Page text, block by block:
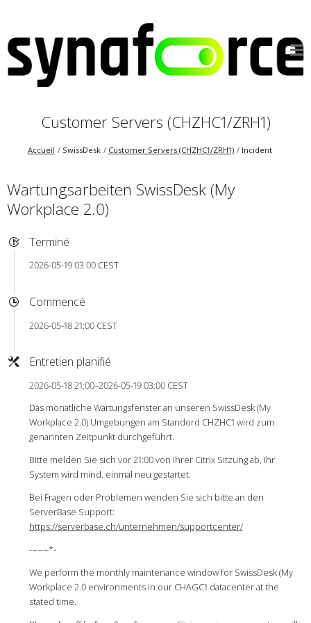
Customer Servers (CHZHC1/ZRH1)
Accueil SwissDesk Customer Servers (CHZHC1/ZRH1) Incident
Wartungsarbeiten SwissDesk (My
Workplace 2.0)
Terminé
2026-05-19 03:00 CEST
Commencé
2026-05-18 21:00 CEST
Entretien planifié
2026-05-18 21:00–2026-05-19 03:00 CEST
Das monatliche Wartungsfenster an unseren SwissDesk (My
Workplace 2.0) Umgebungen am Standord CHZHC1 wird zum
genannten Zeitpunkt durchgeführt.
Bitte melden Sie sich vor 21:00 von Ihrer Citrix Sitzung ab, Ihr
System wird mind. einmal neu gestartet.
Bei Fragen oder Problemen wenden Sie sich bitte an den
ServerBase Support:
https://serverbase.ch/unternehmen/supportcenter/
-------*-
We perform the monthly maintenance window for SwissDesk (My
Workplace 2.0 environments in our CHAGC1 datacenter at the
stated time.